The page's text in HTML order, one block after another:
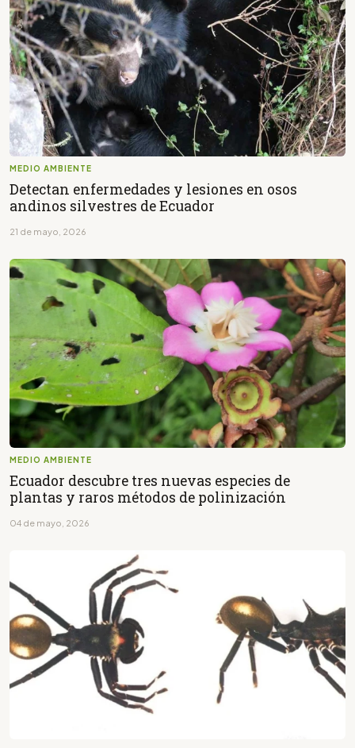
MEDIO AMBIENTE
Detectan enfermedades y lesiones en osos
andinos silvestres de Ecuador
21 de mayo, 2026
MEDIO AMBIENTE
Ecuador descubre tres nuevas especies de
plantas y raros métodos de polinización
04 de mayo, 2026